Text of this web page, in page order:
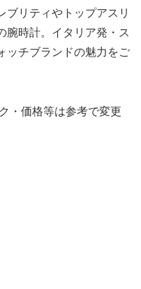
ブリティやトップアスリ
腕時計。イタリア発・ス
ッチブランドの魅力をご
・価格等は参考で変更